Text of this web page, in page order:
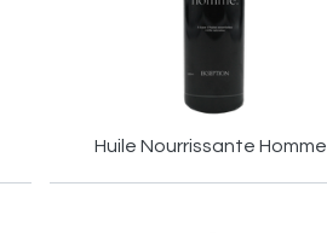
Huile Nourrissante Homme